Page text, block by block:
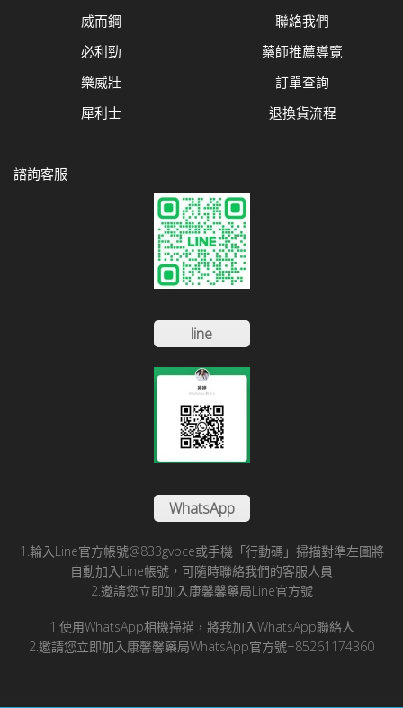
威而鋼
必利勁
樂威壯
犀利士
聯絡我們
藥師推薦導覽
訂單查詢
退換貨流程
諮詢客服
line
WhatsApp
1.輪入Line官方帳號@833gvbce或手機「行動碼」掃描對準左圖將
自動加入Line帳號，可隨時聯絡我們的客服人員
2.邀請您立即加入康馨馨藥局Line官方號
1.使用WhatsApp相機掃描，將我加入WhatsApp聯絡人
2.邀請您立即加入康馨馨藥局WhatsApp官方號+85261174360